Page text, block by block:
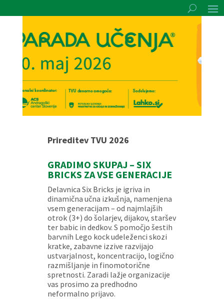
Prireditev TVU 2026
GRADIMO SKUPAJ – SIX
BRICKS ZA VSE GENERACIJE
Delavnica Six Bricks je igriva in
dinamična učna izkušnja, namenjena
vsem generacijam – od najmlajših
otrok (3+) do šolarjev, dijakov, staršev
ter babic in dedkov. S pomočjo šestih
barvnih Lego kock udeleženci skozi
kratke, zabavne izzive razvijajo
ustvarjalnost, koncentracijo, logično
razmišljanje in finomotorične
spretnosti. Zaradi lažje organizacije
vas prosimo za predhodno
neformalno prijavo.